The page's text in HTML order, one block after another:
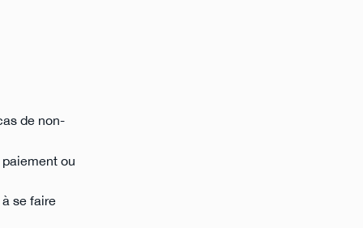
de non-
ou
se faire